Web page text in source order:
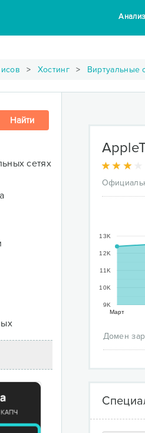
Хостинг Виртуальные
сетях
Март
9K
10K
11K
12K
13K
Домен